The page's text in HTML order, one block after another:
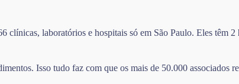
clínicas, laboratórios e hospitais só em São Paulo. Eles
Isso tudo faz com que os mais de 50.000 associados